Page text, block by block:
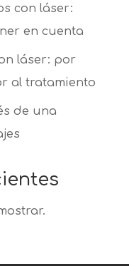
con láser:
en cuenta
láser: por
al tratamiento
de una